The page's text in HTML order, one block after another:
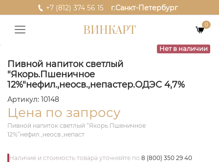
+7 (812) 374 56 15 г.Санкт-Петербург
ВИНКАРТ 0
Нет в наличии
Пивной напиток светлый
"Якорь.Пшеничное
12%"нефил.,неосв.,непастер.ОДЭС 4,7%
Артикул: 10148
Цена по запросу
Пивной напиток светлый “Якорь.Пшеничное
12%”нефил.,неосв.,непаст
Наличие и стоимость товара уточняйте по 8 (800) 350 29 40